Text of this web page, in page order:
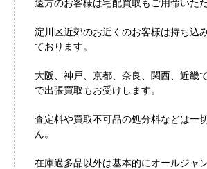
遠方のお客様は宅配買取もご用命いた
淀川区近郊のお近くのお客様は持ち込
ております。
大阪、神戸、京都、奈良、関西、近畿
で出張買取もお受けします。
査定料や買取不可品の処分料などは一
ん。
在庫過多品以外は基本的にオールジャ